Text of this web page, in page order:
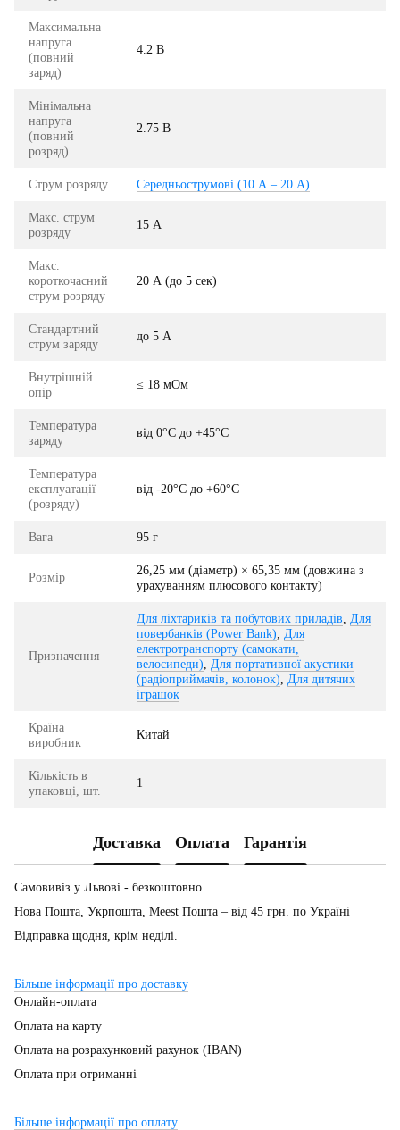
Максимальна
напруга
(повний
заряд)
4.2 В
Мінімальна
напруга
(повний
розряд)
2.75 В
Струм розряду Середньострумові (10 А – 20 А)
Макс. струм
розряду
15 А
Макс.
короткочасний
струм розряду
20 А (до 5 сек)
Стандартний
струм заряду
до 5 А
Внутрішній
опір
≤ 18 мОм
Температура
заряду
від 0°C до +45°C
Температура
експлуатації
(розряду)
від -20°C до +60°C
Вага 95 г
Розмір
26,25 мм (діаметр) × 65,35 мм (довжина з
урахуванням плюсового контакту)
Призначення
Для ліхтариків та побутових приладів
Для
повербанків (Power Bank)
Для
електротранспорту (самокати,
велосипеди)
Для портативної акустики
(радіоприймачів, колонок)
Для дитячих
іграшок
Країна
виробник
Китай
Кількість в
упаковці, шт.
1
Доставка Оплата Гарантія
Самовивіз у Львові - безкоштовно.
Нова Пошта, Укрпошта, Meest Пошта – від 45 грн. по Україні
Відправка щодня, крім неділі.
Більше інформації про доставку
Онлайн-оплата
Оплата на карту
Оплата на розрахунковий рахунок (IBAN)
Оплата при отриманні
Більше інформації про оплату